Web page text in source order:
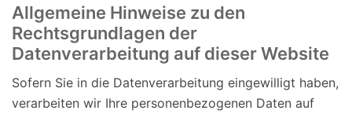
Allgemeine Hinweise zu den
Rechtsgrundlagen der
Datenverarbeitung auf dieser Website
Sofern Sie in die Datenverarbeitung eingewilligt haben,
verarbeiten wir Ihre personenbezogenen Daten auf